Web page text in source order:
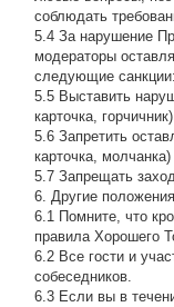
соблюдать
5.4 За нарушение
модераторы
следующие санкции:
5.5 Выставить
карточка, горчичник)
5.6 Запретить
карточка, молчанка)
5.7 Запрещать
6. Другие положения
6.1 Помните, что
правила Хорошего
6.2 Все гости и
собеседников.
6.3 Если вы в